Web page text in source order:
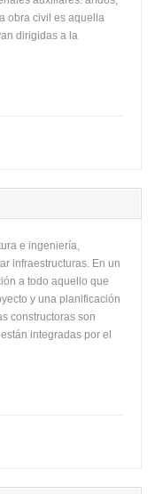
obra civil es aquella
dirigidas a la
e ingeniería,
infraestructuras. En un
a todo aquello que
y una planificación
constructoras son
integradas por el